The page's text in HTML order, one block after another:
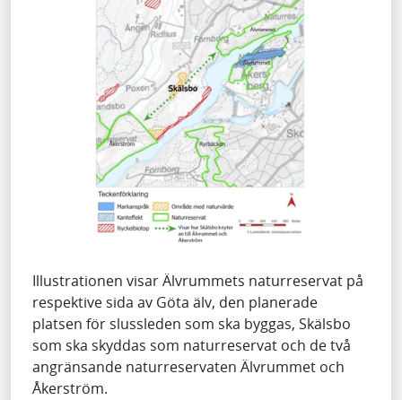
Illustrationen visar Älvrummets naturreservat på
respektive sida av Göta älv, den planerade
platsen för slussleden som ska byggas, Skälsbo
som ska skyddas som naturreservat och de två
angränsande naturreservaten Älvrummet och
Åkerström.